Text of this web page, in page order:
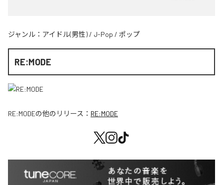
ジャンル： アイドル(男性) / J-Pop / ポップ
RE:MODE
RE:MODEの他のリリース： RE:MODE